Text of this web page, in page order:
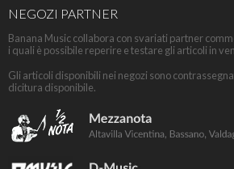
NEGOZI PARTNER
Banana Music collabora con svariati partner
i quali è possibile reperire e testare gli articoli in
Gli articoli disponibili nei negozi sono
dicitura disponibile.